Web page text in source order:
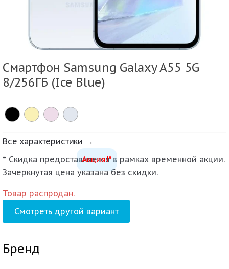
Смартфон Samsung Galaxy A55 5G
8/256ГБ (Ice Blue)
Все характеристики →
Акция!*
* Скидка предоставляется в рамках временной акции.
Зачеркнутая цена указана без скидки.
Товар распродан.
Смотреть другой вариант
Бренд